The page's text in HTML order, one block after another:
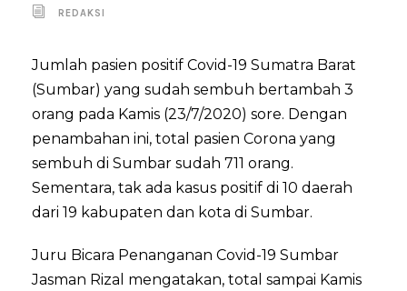
REDAKSI
Jumlah pasien positif Covid-19 Sumatra Barat
(Sumbar) yang sudah sembuh bertambah 3
orang pada Kamis (23/7/2020) sore. Dengan
penambahan ini, total pasien Corona yang
sembuh di Sumbar sudah 711 orang.
Sementara, tak ada kasus positif di 10 daerah
dari 19 kabupaten dan kota di Sumbar.
Juru Bicara Penanganan Covid-19 Sumbar
Jasman Rizal mengatakan, total sampai Kamis